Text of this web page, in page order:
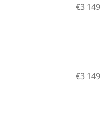
€3 149
€3 149